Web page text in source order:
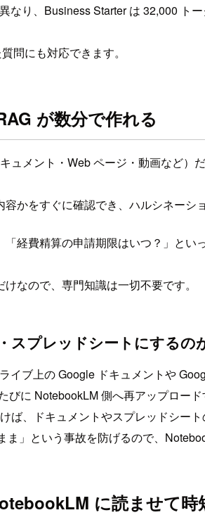
り、Business Starter は 32,000
問にも対応できます。
が数分で作れる
メント・Web ページ・動画など
かをすぐに確認でき、ハルシネーシ
経費精算の申請期限はいつ？」と
なので、専門知識は一切不要です。
スプレッドシートにするの
ブ上の Google ドキュメントや
に NotebookLM 側へ再アップロード
、ドキュメントやスプレッドシー
」という事故を防げるので、
に読ませて時